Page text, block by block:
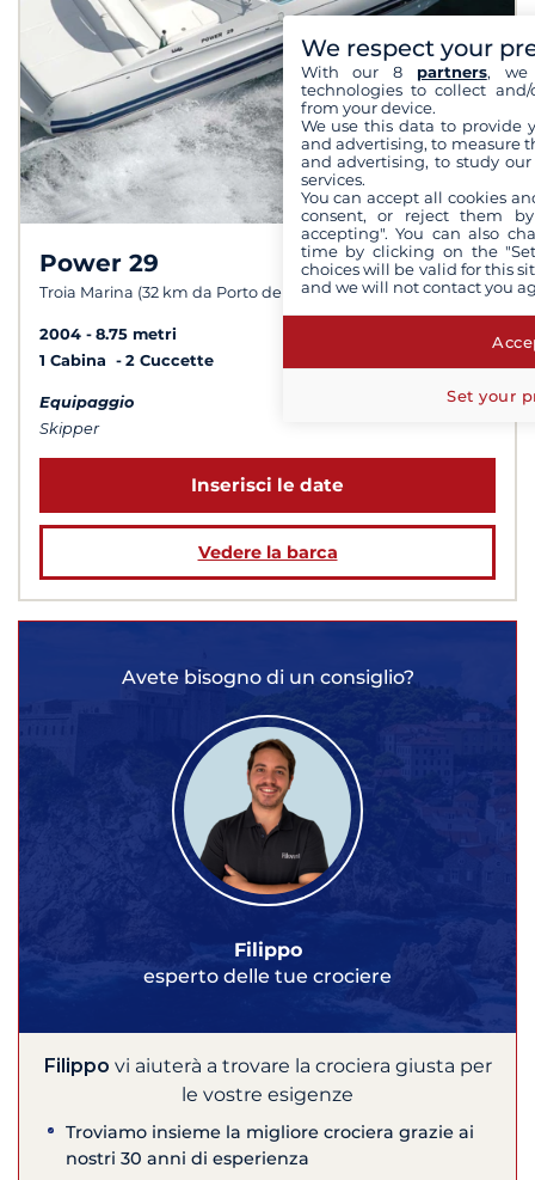
Power 29
Troia Marina (32 km da Porto de Lisboa)
2004
8.75 metri
1 Cabina
2 Cuccette
Equipaggio
Skipper
Inserisci le date
Vedere la barca
Avete bisogno di un consiglio?
Filippo
esperto delle tue crociere
Filippo vi aiuterà a trovare la crociera giusta per
le vostre esigenze
Troviamo insieme la migliore crociera grazie ai
nostri 30 anni di esperienza
We respect your
With our 8 partners, we
technologies to collect
from your device.
We use this data to provide
and advertising, to measure
and advertising, to study
services.
You can accept all cookies
consent, or reject them
accepting". You can also
time by clicking on the
choices will be valid for this
and we will not contact you
Set your